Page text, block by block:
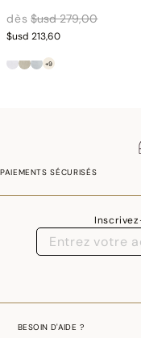
dès réduction de
$usd 279,00à
$usd 213,60
+9
PAIEMENTS SÉCURISÉS
BESOIN D'AIDE ?